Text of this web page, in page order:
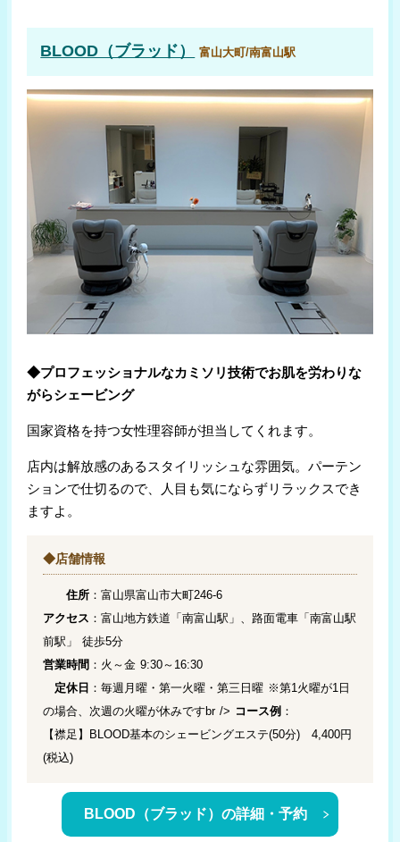
BLOOD（ブラッド） 富山大町/南富山駅
◆プロフェッショナルなカミソリ技術でお肌を労わりな
がらシェービング
国家資格を持つ女性理容師が担当してくれます。
店内は解放感のあるスタイリッシュな雰囲気。パーテン
ションで仕切るので、人目も気にならずリラックスでき
ますよ。
◆店舗情報
住所 ：富山県富山市大町246-6
アクセス ：富山地方鉄道「南富山駅」、路面電車「南富山駅
前駅」 徒歩5分
営業時間 ：火～金 9:30～16:30
定休日 ：毎週月曜・第一火曜・第三日曜 ※第1火曜が1日
の場合、次週の火曜が休みですbr /> コース例 ：
【襟足】BLOOD基本のシェービングエステ(50分) 4,400円
(税込)
BLOOD（ブラッド）の詳細・予約